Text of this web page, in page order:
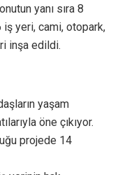
yanı sıra 8
iş yeri, cami, otopark,
inşa edildi.
yaşam
öne çıkıyor.
projede 14